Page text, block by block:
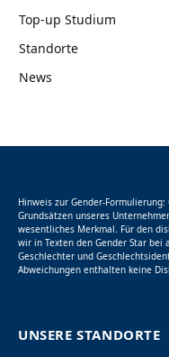
Top-up Studium
Standorte
News
Hinweis zur Gender-
Grundsätzen unseres
wesentliches Merkmal. Für den
wir in Texten den Gender Star bei
Geschlechter und
Abweichungen enthalten keine
UNSERE STANDORTE